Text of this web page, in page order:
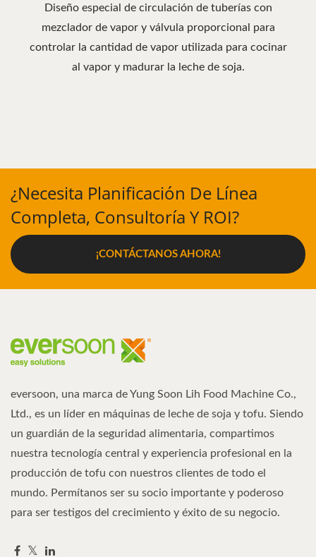
Diseño especial de circulación de tuberías con
mezclador de vapor y válvula proporcional para
controlar la cantidad de vapor utilizada para cocinar
al vapor y madurar la leche de soja.
¿Necesita Planificación De Línea
Completa, Consultoría Y ROI?
¡CONTÁCTANOS AHORA!
eversoon, una marca de Yung Soon Lih Food Machine Co.,
Ltd., es un líder en máquinas de leche de soja y tofu. Siendo
un guardián de la seguridad alimentaria, compartimos
nuestra tecnología central y experiencia profesional en la
producción de tofu con nuestros clientes de todo el
mundo. Permítanos ser su socio importante y poderoso
para ser testigos del crecimiento y éxito de su negocio.